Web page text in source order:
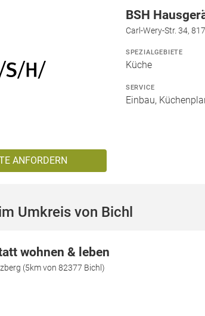
ANFORDERN
BSH
Carl-Wery-Str. 34,
SPEZIALGEBIETE
Küche
SERVICE
Einbau,
Umkreis von Bichl
wohnen & leben
(5km von 82377 Bichl)